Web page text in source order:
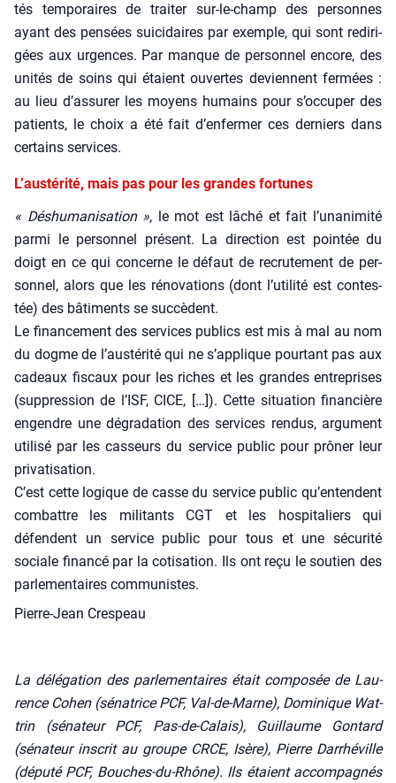
tés tem­po­raires de trai­ter sur-le-champ des per­sonnes
ayant des pen­sées sui­ci­daires par exemple, qui sont redi­ri­
gées aux urgences. Par manque de per­son­nel encore, des
uni­tés de soins qui étaient ouvertes deviennent fer­mées :
au lieu d’assurer les moyens humains pour s’occuper des
patients, le choix a été fait d’enfermer ces der­niers dans
cer­tains ser­vices.
L’austérité, mais pas pour les grandes fortunes
« Déshu­ma­ni­sa­tion », le mot est lâché et fait l’unanimité
par­mi le per­son­nel pré­sent. La direc­tion est poin­tée du
doigt en ce qui concerne le défaut de recru­te­ment de per­
son­nel, alors que les réno­va­tions (dont l’utilité est contes­
tée) des bâti­ments se suc­cèdent.
Le finan­ce­ment des ser­vices publics est mis à mal au nom
du dogme de l’austérité qui ne s’applique pour­tant pas aux
cadeaux fis­caux pour les riches et les grandes entre­prises
(sup­pres­sion de l’ISF, CICE, […]). Cette situa­tion finan­cière
engendre une dégra­da­tion des ser­vices ren­dus, argu­ment
uti­li­sé par les cas­seurs du ser­vice public pour prô­ner leur
pri­va­ti­sa­tion.
C’est cette logique de casse du ser­vice public qu’entendent
com­battre les mili­tants CGT et les hos­pi­ta­liers qui
défendent un ser­vice public pour tous et une sécu­ri­té
sociale finan­cé par la coti­sa­tion. Ils ont reçu le sou­tien des
par­le­men­taires com­mu­nistes.
Pierre-Jean Crespeau
La délé­ga­tion des par­le­men­taires était com­po­sée de Lau­
rence Cohen (séna­trice PCF, Val-de-Marne), Domi­nique Wat­
trin (séna­teur PCF, Pas-de-Calais), Guillaume Gon­tard
(séna­teur ins­crit au groupe CRCE, Isère), Pierre Dar­rhé­ville
(dépu­té PCF, Bouches-du-Rhône). Ils étaient accom­pa­gnés